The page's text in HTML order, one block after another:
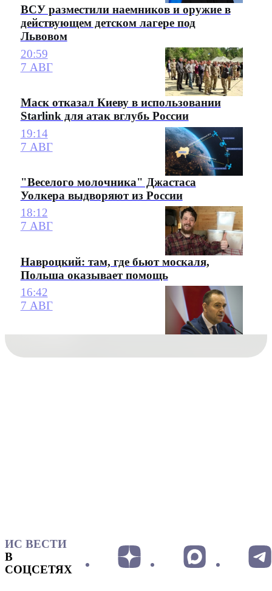
ВСУ разместили наемников и оружие в
действующем детском лагере под
Львовом
20:59
7 АВГ
Маск отказал Киеву в использовании
Starlink для атак вглубь России
19:14
7 АВГ
"Веселого молочника" Джастаса
Уолкера выдворяют из России
18:12
7 АВГ
Навроцкий: там, где бьют москаля,
Польша оказывает помощь
16:42
7 АВГ
ИС ВЕСТИ
В
СОЦСЕТЯХ